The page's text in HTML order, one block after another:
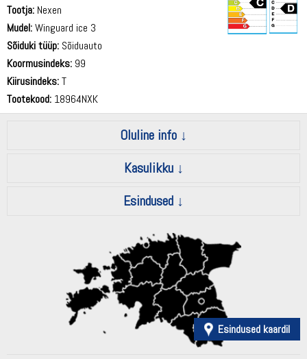
Tootja: Nexen
Mudel:Winguard ice 3
Sõiduki tüüp: Sõiduauto
Koormusindeks: 99
Kiirusindeks:T
Tootekood: 18964NXK
Oluline info
Kasulikku
Esindused
Esindused kaardil